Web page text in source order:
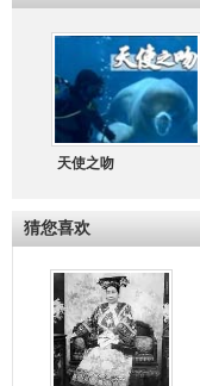
天使之吻
猜您喜欢